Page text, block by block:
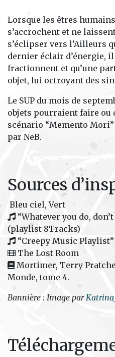
Lorsque les êtres
s’accrochent et ne
s’éclipser vers l’Ailleurs
dernier éclair d’énergie,
fractionnent et qu’une
objet, lui octroyant des
Le SUP du mois de
objets pourraient faire ou
scénario “Memento
par NeB.
Sources
Bleu ciel, Vert
“Whatever you do,
(playlist 8Tracks)
“Creepy Music Playlist”
The Lost Room
Mortimer, Terry
Monde, tome 4.
Bannière : Image par